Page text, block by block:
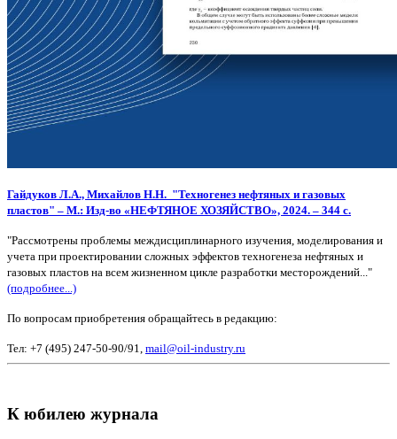
Гайдуков Л.А., Михайлов Н.Н. "Техногенез нефтяных и газовых
пластов" – М.: Изд-во «НЕФТЯНОЕ ХОЗЯЙСТВО», 2024. – 344 с.
"Рассмотрены проблемы междисциплинарного изучения, моделирования и
учета при проектировании сложных эффектов техногенеза нефтяных и
газовых пластов на всем жизненном цикле разработки месторождений..."
(подробнее...)
По вопросам приобретения обращайтесь в редакцию:
Тел: +7 (495) 247-50-90/91, mail@oil-industry.ru
К юбилею журнала